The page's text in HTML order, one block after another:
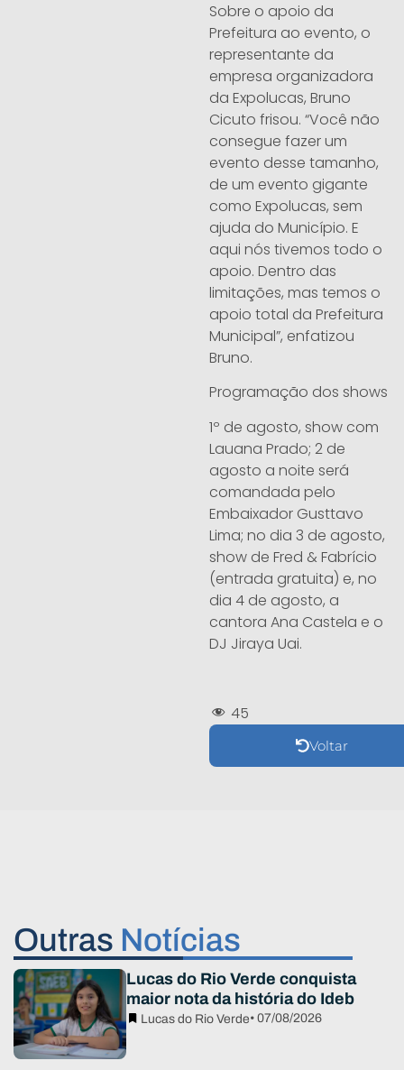
Sobre o apoio da
Prefeitura ao evento, o
representante da
empresa organizadora
da Expolucas, Bruno
Cicuto frisou. “Você não
consegue fazer um
evento desse tamanho,
de um evento gigante
como Expolucas, sem
ajuda do Município. E
aqui nós tivemos todo o
apoio. Dentro das
limitações, mas temos o
apoio total da Prefeitura
Municipal”, enfatizou
Bruno.
Programação dos shows
1º de agosto, show com
Lauana Prado; 2 de
agosto a noite será
comandada pelo
Embaixador Gusttavo
Lima; no dia 3 de agosto,
show de Fred & Fabrício
(entrada gratuita) e, no
dia 4 de agosto, a
cantora Ana Castela e o
DJ Jiraya Uai.
45
Voltar
Outras Notícias
Lucas do Rio Verde conquista
maior nota da história do Ideb
Lucas do Rio Verde• 07/08/2026